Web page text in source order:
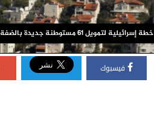
خطة إسرائيلية لتمويل 61 مستوطنة جديدة بالضفة
فيسبوك